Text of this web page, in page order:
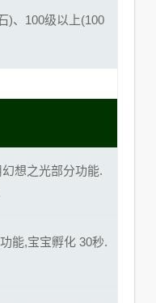
)、100级以上(100
想之光部分功能.
能,宝宝孵化 30秒.